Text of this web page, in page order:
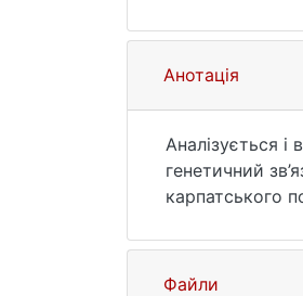
Анотація
Аналізується
генетичний
карпатського
карпатський
Файли